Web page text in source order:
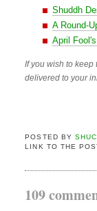
Shuddh
A Round-
April
If you wish to
delivered to your
POSTED BY
LINK TO THE
109